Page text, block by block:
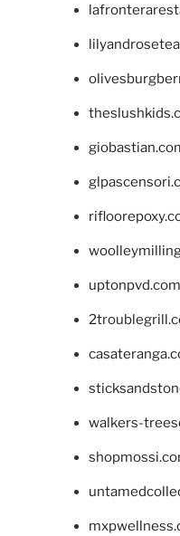
uptonpvd.com
walkers-